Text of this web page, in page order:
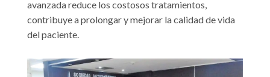
avanzada reduce los costosos tratamientos,
contribuye a prolongar y mejorar la calidad de vida
del paciente.